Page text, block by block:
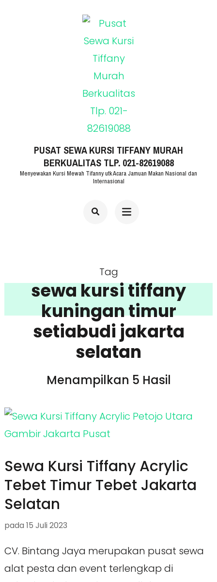
PUSAT SEWA KURSI TIFFANY MURAH
BERKUALITAS TLP. 021-82619088
Menyewakan Kursi Mewah Tifanny utk Acara Jamuan Makan Nasional dan
Internasional
Tag
sewa kursi tiffany
kuningan timur
setiabudi jakarta
selatan
Menampilkan 5 Hasil
Sewa Kursi Tiffany Acrylic
Tebet Timur Tebet Jakarta
Selatan
pada 15 Juli 2023
CV. Bintang Jaya merupakan pusat sewa
alat pesta dan event terlengkap di